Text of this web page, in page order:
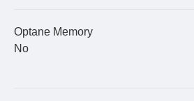
Optane Memory
No